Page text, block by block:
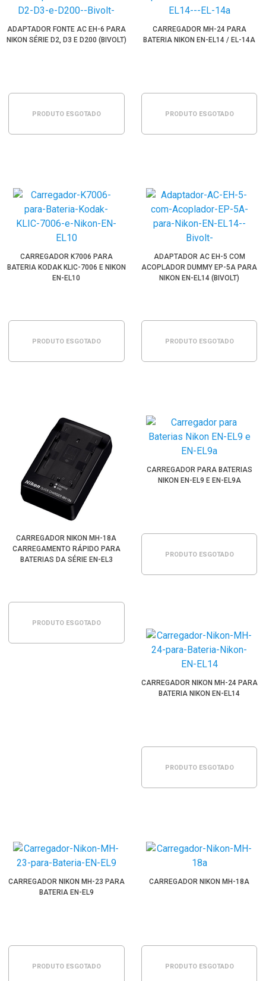
ADAPTADOR FONTE AC EH-6 PARA
NIKON SÉRIE D2, D3 E D200 (BIVOLT)
PRODUTO ESGOTADO
CARREGADOR MH-24 PARA
BATERIA NIKON EN-EL14 / EL-14A
PRODUTO ESGOTADO
CARREGADOR K7006 PARA
BATERIA KODAK KLIC-7006 E NIKON
EN-EL10
PRODUTO ESGOTADO
ADAPTADOR AC EH-5 COM
ACOPLADOR DUMMY EP-5A PARA
NIKON EN-EL14 (BIVOLT)
PRODUTO ESGOTADO
CARREGADOR NIKON MH-18A
CARREGAMENTO RÁPIDO PARA
BATERIAS DA SÉRIE EN-EL3
PRODUTO ESGOTADO
CARREGADOR PARA BATERIAS
NIKON EN-EL9 E EN-EL9A
PRODUTO ESGOTADO
CARREGADOR NIKON MH-24 PARA
BATERIA NIKON EN-EL14
PRODUTO ESGOTADO
CARREGADOR NIKON MH-23 PARA
BATERIA EN-EL9
PRODUTO ESGOTADO
CARREGADOR NIKON MH-18A
PRODUTO ESGOTADO